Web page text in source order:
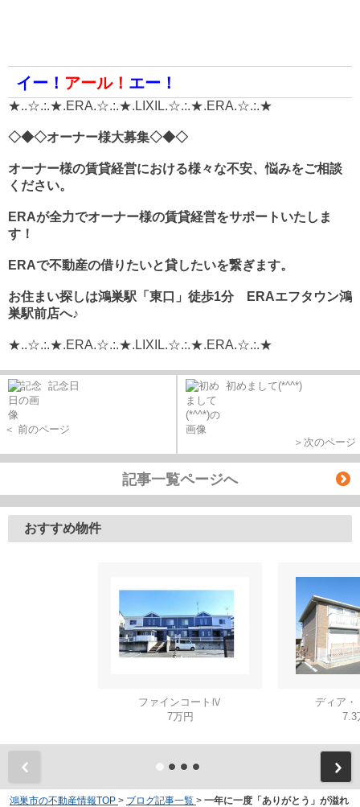
イー！ アール！ エー！
★..☆.:.★.ERA.☆.:.★.LIXIL.☆.:.★.ERA.☆.:.★
◇◆◇オーナー様大募集◇◆◇
オーナー様の賃貸経営における様々な不安、悩みをご相談
ください。
ERAが全力でオーナー様の賃貸経営をサポートいたしま
す！
ERAで不動産の借りたいと貸したいを繋ぎます。
お住まい探しは鴻巣駅「東口」徒歩1分 ERAエフタウン鴻
巣駅前店へ♪
★..☆.:.★.ERA.☆.:.★.LIXIL.☆.:.★.ERA.☆.:.★
記念日
＜ 前のページ
初めまして(*^^*)
＞次のページ
記事一覧ページへ
おすすめ物件
ファインコートⅣ
7万円
ディア・
7.3
鴻巣市の不動産情報TOP > ブログ記事一覧 > 一年に一度「ありがとう」が溢れ